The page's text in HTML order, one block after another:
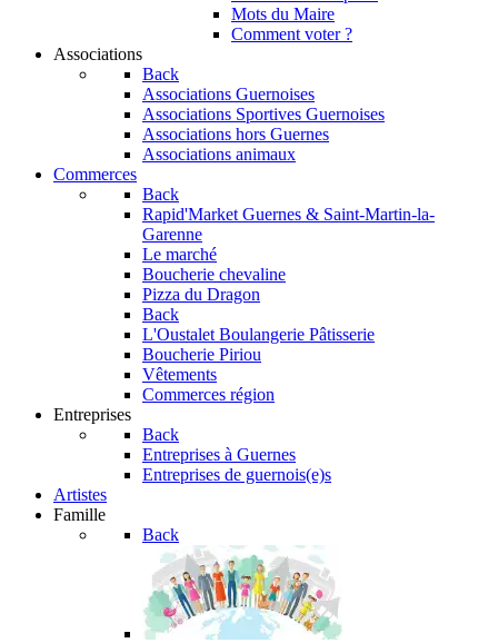
Mots du Maire
Comment voter ?
Associations
Back
Associations Guernoises
Associations Sportives Guernoises
Associations hors Guernes
Associations animaux
Commerces
Back
Rapid'Market Guernes & Saint-Martin-la-
Garenne
Le marché
Boucherie chevaline
Pizza du Dragon
Back
L'Oustalet Boulangerie Pâtisserie
Boucherie Piriou
Vêtements
Commerces région
Entreprises
Back
Entreprises à Guernes
Entreprises de guernois(e)s
Artistes
Famille
Back